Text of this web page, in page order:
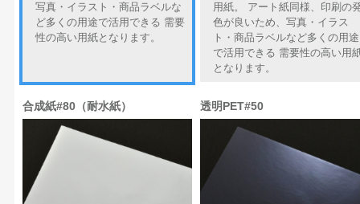
写真・イラスト・商品ラベルな
ど多くの用途で活用できる 需要
性の高い用紙となります。
用紙。 アート紙同様、印刷の
色が良いため、写真・イラス
ト・商品ラベルなど多くの用途
で活用できる 需要性の高い用
となります。
合成紙#80（耐水紙） 透明PET#50